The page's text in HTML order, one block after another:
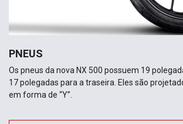
PNEUS
Os pneus da nova NX 500 possuem 19
17 polegadas para a traseira. Eles são
em forma de “Y”.